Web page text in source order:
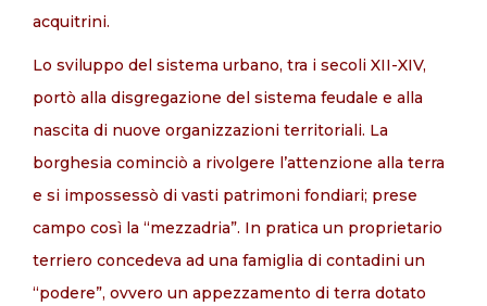
acquitrini.
Lo sviluppo del sistema urbano, tra i secoli XII-XIV,
portò alla disgregazione del sistema feudale e alla
nascita di nuove organizzazioni territoriali. La
borghesia cominciò a rivolgere l’attenzione alla terra
e si impossessò di vasti patrimoni fondiari; prese
campo così la “mezzadria”. In pratica un proprietario
terriero concedeva ad una famiglia di contadini un
“podere”, ovvero un appezzamento di terra dotato